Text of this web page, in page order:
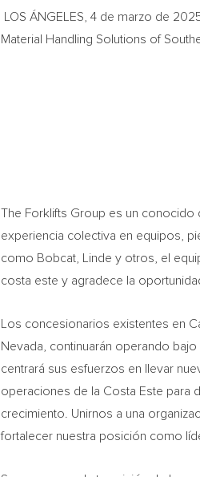
LOS ÁNGELES 4 de marzo de
Material Handling Solutions of
The Forklifts Group es un conocido
experiencia colectiva en equipos,
como Bobcat, Linde y otros, el
costa este y agradece la
Los concesionarios existentes en
Nevada , continuarán operando
centrará sus esfuerzos en llevar
operaciones de la Costa Este para
crecimiento. Unirnos a una
fortalecer nuestra posición como